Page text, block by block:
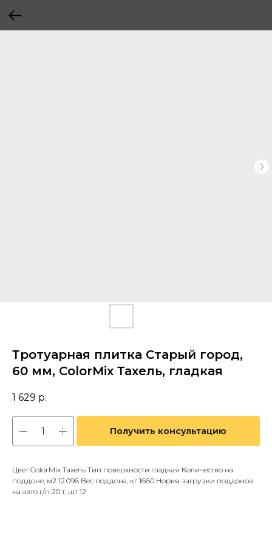
Тротуарная плитка Старый город,
60 мм, ColorMix Тахель, гладкая
1 629 р.
Получить консультацию
Цвет ColorMix Тахель Тип поверхности гладкая Количество на
поддоне, м2 12.096 Вес поддона, кг 1660 Норма загрузки поддонов
на авто г/п 20 т, шт 12